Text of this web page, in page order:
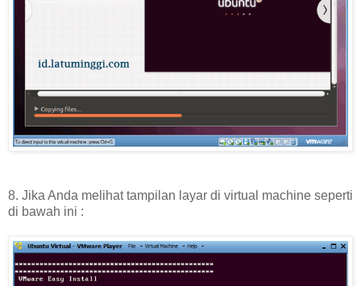
8. Jika Anda melihat tampilan layar di virtual machine seperti
di bawah ini :